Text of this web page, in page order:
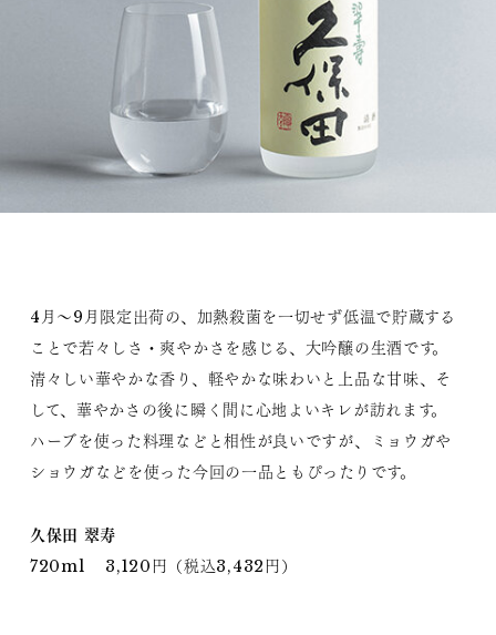
4月～9月限定出荷の、加熱殺菌を一切せず低温で貯蔵する
ことで若々しさ・爽やかさを感じる、大吟醸の生酒です。
清々しい華やかな香り、軽やかな味わいと上品な甘味、そ
して、華やかさの後に瞬く間に心地よいキレが訪れます。
ハーブを使った料理などと相性が良いですが、ミョウガや
ショウガなどを使った今回の一品ともぴったりです。
久保田 翠寿
720ml 3,120円（税込3,432円）